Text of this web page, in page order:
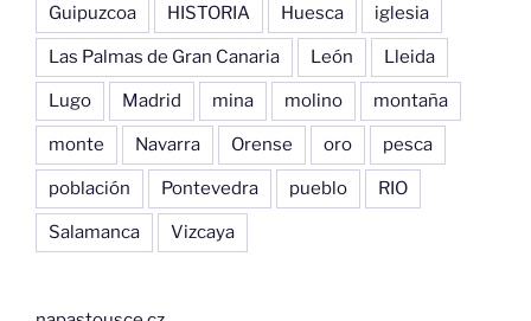
Guipuzcoa HISTORIA Huesca iglesia
Las Palmas de Gran Canaria León Lleida
Lugo Madrid mina molino montaña
monte Navarra Orense oro pesca
población Pontevedra pueblo RIO
Salamanca Vizcaya